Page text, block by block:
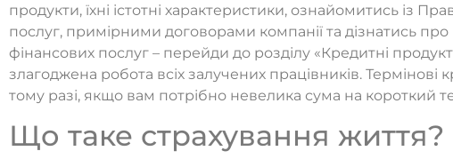
продукти, їхні істотні характеристики, ознайомитись із
послуг, примірними договорами компанії та дізнатись
фінансових послуг – перейди до розділу «Кредитні
злагоджена робота всіх залучених працівників. Термінові
тому разі, якщо вам потрібно невелика сума на короткий
Що таке страхування життя?